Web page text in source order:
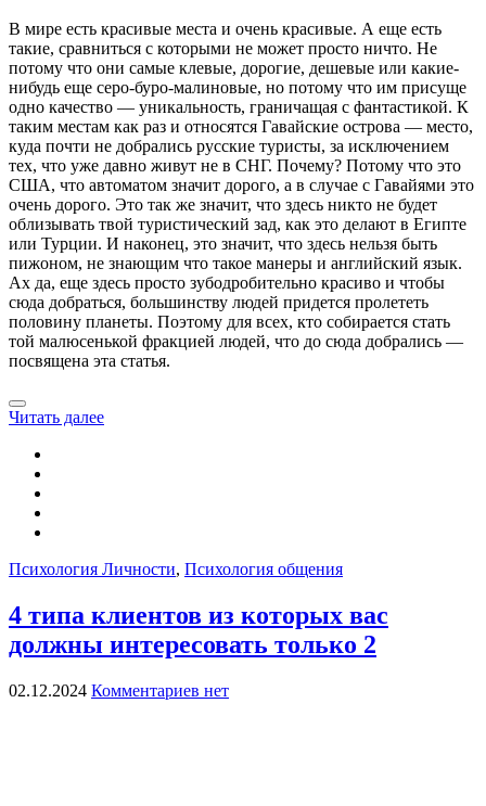
В мире есть красивые места и очень красивые. А еще есть
такие, сравниться с которыми не может просто ничто. Не
потому что они самые клевые, дорогие, дешевые или какие-
нибудь еще серо-буро-малиновые, но потому что им присуще
одно качество — уникальность, граничащая с фантастикой. К
таким местам как раз и относятся Гавайские острова — место,
куда почти не добрались русские туристы, за исключением
тех, что уже давно живут не в СНГ. Почему? Потому что это
США, что автоматом значит дорого, а в случае с Гавайями это
очень дорого. Это так же значит, что здесь никто не будет
облизывать твой туристический зад, как это делают в Египте
или Турции. И наконец, это значит, что здесь нельзя быть
пижоном, не знающим что такое манеры и английский язык.
Ах да, еще здесь просто зубодробительно красиво и чтобы
сюда добраться, большинству людей придется пролететь
половину планеты. Поэтому для всех, кто собирается стать
той малюсенькой фракцией людей, что до сюда добрались —
посвящена эта статья.
Читать далее
Психология Личности, Психология общения
4 типа клиентов из которых вас
должны интересовать только 2
02.12.2024 Комментариев нет